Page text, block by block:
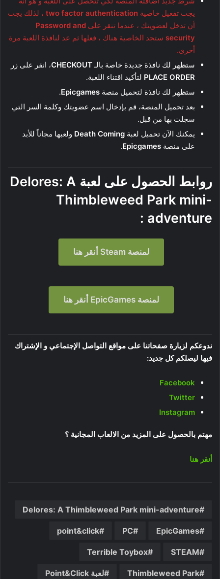
يجب تفعيل خاصية two factor authentication ، لذلك يجب
أن تدخل لعضويتك ، عندما تنقر على Password and
security ستجد الخاصية هناك ، فعلها ثم عد لنافذة اللعبة مرة
أخرى.
ستظهر لك نافذة جديدة خاصة بالـ CHECKOUT، انقر على زر
PLACE ORDER لتأكيد اقتناء اللعبة.
ستظهر لك نافذة لتحميل منصة Epicgames
.
بعد تحميل المنصة، قم بإدخال اسم عضويتك وكلمة السر التي
سجلت بها من قبل.
يمكنك الآن تحميل لعبة Death Coming ولعبها مجاناً للأبد
على منصة Epicgames
.
روابط الحصول على لعبة Delores: A
Thimbleweed Park mini-
adventure
:
لمنصة Steam أنقر هنا
لمنصة EpicGames أنقر هنا
ندوعكم لزيارة صفحاتنا على مواقع التواصل الإجتماعي و الإشتراك
فيها ليصلكم كل جديد:
Facebook
Twitter
Instagram
مهتم بالحصول على المزيد من الالعاب المجانية ؟
أنقر هنا
Delores: A Thimbleweed Park mini-adventure
EpicGames
PC
point&click
STEAM
Terrible Toybox
Thimbleweed Park لعبة Point&Click